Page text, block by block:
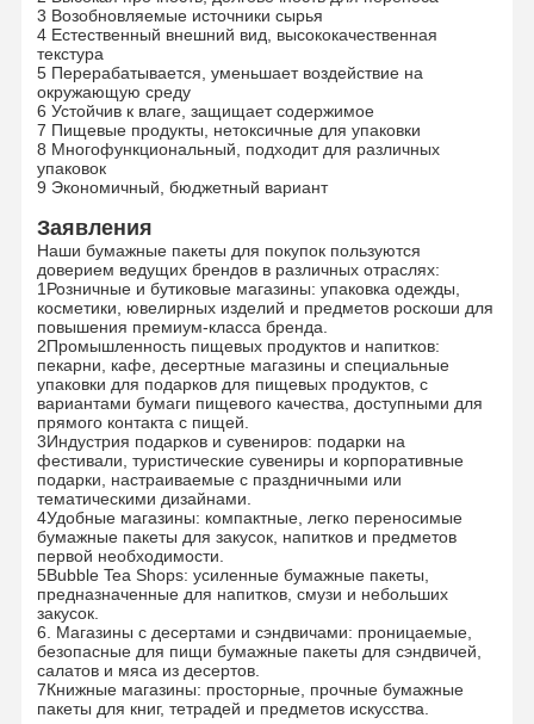
Экскурсия
По Заводу
Контроль
Качества
Свяжитесь С
Нами
Новости
Случаи
Цены
Перерабатываемый бумажный пакет
Бумажные пакеты с скрученной ручкой
Бумажные пакеты для доставки еды
бумажные мешки sos
J Папный мешок нарезки
Торговые пакеты
Бумажная сумка плоская ручка
Бумажные пакеты ручной работы
Продукты для еды
3 Возобновляемые источники сырья
4 Естественный внешний вид, высококачественная
текстура
5 Перерабатывается, уменьшает воздействие на
окружающую среду
6 Устойчив к влаге, защищает содержимое
7 Пищевые продукты, нетоксичные для упаковки
8 Многофункциональный, подходит для различных
упаковок
9 Экономичный, бюджетный вариант
Заявления
Наши бумажные пакеты для покупок пользуются
доверием ведущих брендов в различных отраслях:
1Розничные и бутиковые магазины: упаковка одежды,
косметики, ювелирных изделий и предметов роскоши для
повышения премиум-класса бренда.
2Промышленность пищевых продуктов и напитков:
пекарни, кафе, десертные магазины и специальные
упаковки для подарков для пищевых продуктов, с
вариантами бумаги пищевого качества, доступными для
прямого контакта с пищей.
3Индустрия подарков и сувениров: подарки на
фестивали, туристические сувениры и корпоративные
подарки, настраиваемые с праздничными или
тематическими дизайнами.
4Удобные магазины: компактные, легко переносимые
бумажные пакеты для закусок, напитков и предметов
первой необходимости.
5Bubble Tea Shops: усиленные бумажные пакеты,
предназначенные для напитков, смузи и небольших
закусок.
6. Магазины с десертами и сэндвичами: проницаемые,
безопасные для пищи бумажные пакеты для сэндвичей,
салатов и мяса из десертов.
7Книжные магазины: просторные, прочные бумажные
пакеты для книг, тетрадей и предметов искусства.